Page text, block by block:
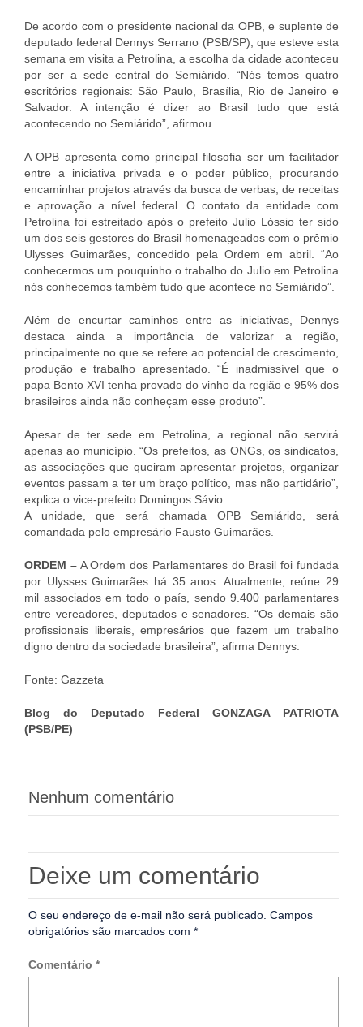
De acordo com o presidente nacional da OPB, e suplente de
deputado federal Dennys Serrano (PSB/SP), que esteve esta
semana em visita a Petrolina, a escolha da cidade aconteceu
por ser a sede central do Semiárido. “Nós temos quatro
escritórios regionais: São Paulo, Brasília, Rio de Janeiro e
Salvador. A intenção é dizer ao Brasil tudo que está
acontecendo no Semiárido”, afirmou.
A OPB apresenta como principal filosofia ser um facilitador
entre a iniciativa privada e o poder público, procurando
encaminhar projetos através da busca de verbas, de receitas
e aprovação a nível federal. O contato da entidade com
Petrolina foi estreitado após o prefeito Julio Lóssio ter sido
um dos seis gestores do Brasil homenageados com o prêmio
Ulysses Guimarães, concedido pela Ordem em abril. “Ao
conhecermos um pouquinho o trabalho do Julio em Petrolina
nós conhecemos também tudo que acontece no Semiárido”.
Além de encurtar caminhos entre as iniciativas, Dennys
destaca ainda a importância de valorizar a região,
principalmente no que se refere ao potencial de crescimento,
produção e trabalho apresentado. “É inadmissível que o
papa Bento XVI tenha provado do vinho da região e 95% dos
brasileiros ainda não conheçam esse produto”.
Apesar de ter sede em Petrolina, a regional não servirá
apenas ao município. “Os prefeitos, as ONGs, os sindicatos,
as associações que queiram apresentar projetos, organizar
eventos passam a ter um braço político, mas não partidário”,
explica o vice-prefeito Domingos Sávio.
A unidade, que será chamada OPB Semiárido, será
comandada pelo empresário Fausto Guimarães.
ORDEM –A Ordem dos Parlamentares do Brasil foi fundada
por Ulysses Guimarães há 35 anos. Atualmente, reúne 29
mil associados em todo o país, sendo 9.400 parlamentares
entre vereadores, deputados e senadores. “Os demais são
profissionais liberais, empresários que fazem um trabalho
digno dentro da sociedade brasileira”, afirma Dennys.
Fonte: Gazzeta
Blog do Deputado Federal GONZAGA PATRIOTA
(PSB/PE)
Nenhum comentário
Deixe um comentário
O seu endereço de e-mail não será publicado. Campos
obrigatórios são marcados com *
Comentário *